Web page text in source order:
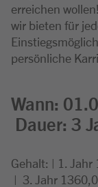
erreichen
wir bieten für
persönliche
Wann:
Dauer: 3
Gehalt: | 1.
| 3. Jahr